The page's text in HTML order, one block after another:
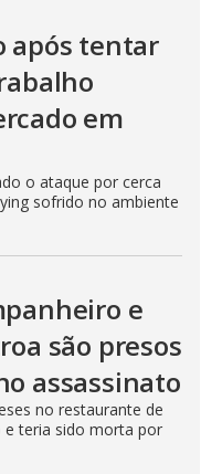
após tentar
em
o ataque por cerca
sofrido no ambiente
e
são presos
assassinato
no restaurante de
e teria sido morta por